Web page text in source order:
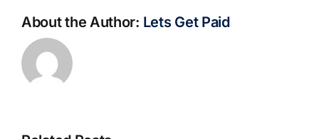
About the Author: Lets Get Paid